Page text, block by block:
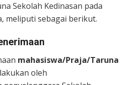
Sekolah Kedinasan pada
meliputi sebagai berikut.
mahasiswa/Praja/Taruna
oleh